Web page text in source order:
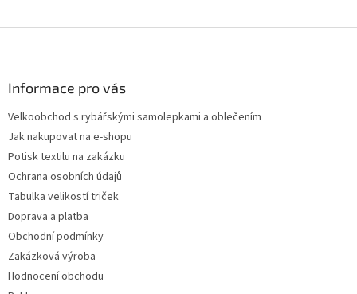
r
p
Informace pro vás
Velkoobchod s rybářskými samolepkami a oblečením
Jak nakupovat na e-shopu
Potisk textilu na zakázku
Ochrana osobních údajů
Tabulka velikostí triček
Doprava a platba
Obchodní podmínky
Zakázková výroba
Hodnocení obchodu